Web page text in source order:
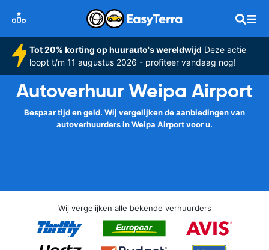
Tot 20% korting op huurauto's wereldwijd Deze actie
loopt t/m 11 augustus 2026 - profiteer vandaag nog!
Autoverhuur Weipa Airport
Bespaar tijd en geld. Wij vergelijken de aanbiedingen van
autoverhuurders in Weipa Airport voor u.
Wij vergelijken alle bekende verhuurders